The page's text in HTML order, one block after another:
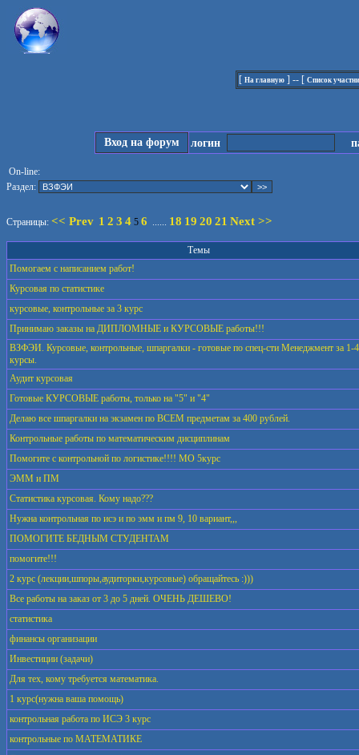
[ На главную ] -- [ Список
Вход на форум логин
On-line:
Раздел:
Страницы: << Prev 1 2 3 4 5 6 ...... 18 19 20 21 Next >>
Темы
Помогаем с написанием работ!
Курсовая по статистике
курсовые, контрольные за 3 курс
Принимаю заказы на ДИПЛОМНЫЕ и КУРСОВЫЕ работы!!!
ВЗФЭИ. Курсовые, контрольные, шпаргалки - готовые по спец-сти Менеджмент за 1-4
курсы.
Аудит курсовая
Готовые КУРСОВЫЕ работы, только на "5" и "4"
Делаю все шпаргалки на экзамен по ВСЕМ предметам за 400 рублей.
Контрольные работы по математическим дисциплинам
Помогите с контрольной по логистике!!!! МО 5курс
ЭММ и ПМ
Статистика курсовая. Кому надо???
Нужна контрольная по исэ и по эмм и пм 9, 10 вариант,,,
ПОМОГИТЕ БЕДНЫМ СТУДЕНТАМ
помогите!!!
2 курс (лекции,шпоры,аудиторки,курсовые) обращайтесь :)))
Все работы на заказ от 3 до 5 дней. ОЧЕНЬ ДЕШЕВО!
статистика
финансы организации
Инвестиции (задачи)
Для тех, кому требуется математика.
1 курс(нужна ваша помощь)
контрольная работа по ИСЭ 3 курс
контрольные по МАТЕМАТИКЕ